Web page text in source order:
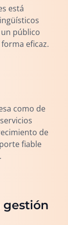
está
público
eficaz.
como de
de
fiable
gestión